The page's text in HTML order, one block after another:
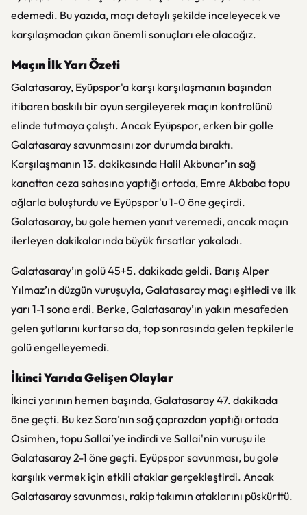
edemedi. Bu yazıda, maçı detaylı şekilde inceleyecek ve
karşılaşmadan çıkan önemli sonuçları ele alacağız.
Maçın İlk Yarı Özeti
Galatasaray, Eyüpspor'a karşı karşılaşmanın başından
itibaren baskılı bir oyun sergileyerek maçın kontrolünü
elinde tutmaya çalıştı. Ancak Eyüpspor, erken bir golle
Galatasaray savunmasını zor durumda bıraktı.
Karşılaşmanın 13. dakikasında Halil Akbunar’ın sağ
kanattan ceza sahasına yaptığı ortada, Emre Akbaba topu
ağlarla buluşturdu ve Eyüpspor'u 1-0 öne geçirdi.
Galatasaray, bu gole hemen yanıt veremedi, ancak maçın
ilerleyen dakikalarında büyük fırsatlar yakaladı.
Galatasaray’ın golü 45+5. dakikada geldi. Barış Alper
Yılmaz’ın düzgün vuruşuyla, Galatasaray maçı eşitledi ve ilk
yarı 1-1 sona erdi. Berke, Galatasaray’ın yakın mesafeden
gelen şutlarını kurtarsa da, top sonrasında gelen tepkilerle
golü engelleyemedi.
İkinci Yarıda Gelişen Olaylar
İkinci yarının hemen başında, Galatasaray 47. dakikada
öne geçti. Bu kez Sara’nın sağ çaprazdan yaptığı ortada
Osimhen, topu Sallai’ye indirdi ve Sallai'nin vuruşu ile
Galatasaray 2-1 öne geçti. Eyüpspor savunması, bu gole
karşılık vermek için etkili ataklar gerçekleştirdi. Ancak
Galatasaray savunması, rakip takımın ataklarını püskürttü.